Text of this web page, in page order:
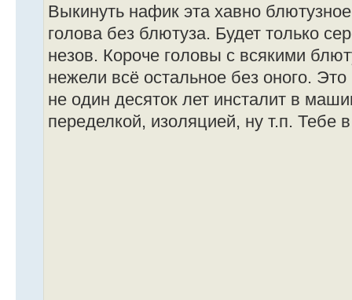
Выкинуть нафик эта хавно
голова без блютуза. Будет только
незов. Короче головы с всякими
нежели всё остальное без оного.
не один десяток лет инсталит в
переделкой, изоляцией, ну т.п. Тебе